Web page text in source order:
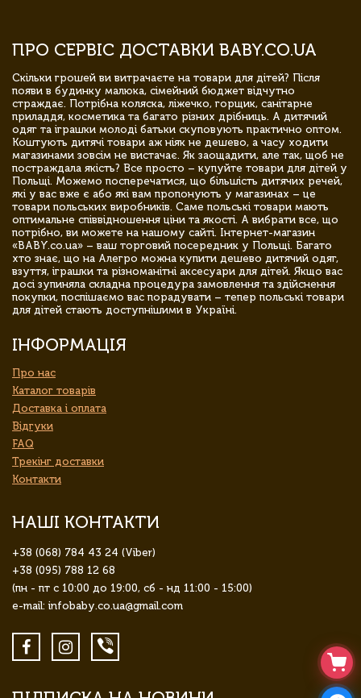
ПРО СЕРВІС ДОСТАВКИ BABY.CO.UA
Скільки грошей ви витрачаєте на товари для дітей? Після
появи в будинку малюка, сімейний бюджет відчутно
страждає. Потрібна коляска, ліжечко, горщик, санітарне
приладдя, косметика та багато різних дрібниць. А дитячий
одяг та іграшки молоді батьки скуповують практично оптом.
Коштують дитячі товари аж ніяк не дешево, а часу ходити
магазинами зовсім не вистачає. Як заощадити, але так, щоб не
постраждала якість? Все просто – купуйте товари для дітей у
Польщі. Можемо посперечатися, що більшість дитячих речей,
які у вас вже є або які вам пропонують у магазинах – це
товари польських виробників. Саме польські товари мають
оптимальне співвідношення ціни та якості. А вибрати все, що
потрібно, ви можете на нашому сайті. Інтернет-магазин
«BABY.co.ua» – ваш торговий посередник у Польщі. Багато
хто знає, що на Алегро можна купити дешево дитячий одяг,
взуття, іграшки та різноманітні аксесуари для дітей. Якщо вас
досі зупиняла складна процедура замовлення та здійснення
покупки, поспішаємо вас порадувати – тепер польські товари
для дітей стають доступнішими в Україні.
ІНФОРМАЦІЯ
Про нас
Каталог товарів
Доставка і оплата
Відгуки
FAQ
Трекінг доставки
Контакти
НАШІ КОНТАКТИ
+38 (068) 784 43 24 (Viber)
+38 (095) 788 12 68
(пн - пт с 10:00 до 19:00, сб - нд 11:00 - 15:00)
e-mail: infobaby.co.ua@gmail.com